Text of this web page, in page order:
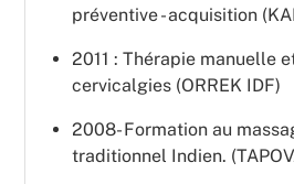
préventive - acquisition
2011 : Thérapie manuelle
cervicalgies (ORREK IDF)
2008- Formation au
traditionnel Indien.